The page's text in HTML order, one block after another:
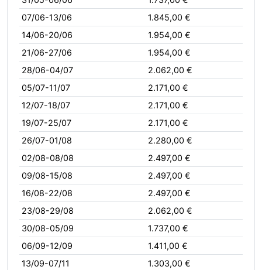
07/06-13/06
1.845,00 €
14/06-20/06
1.954,00 €
21/06-27/06
1.954,00 €
28/06-04/07
2.062,00 €
05/07-11/07
2.171,00 €
12/07-18/07
2.171,00 €
19/07-25/07
2.171,00 €
26/07-01/08
2.280,00 €
02/08-08/08
2.497,00 €
09/08-15/08
2.497,00 €
16/08-22/08
2.497,00 €
23/08-29/08
2.062,00 €
30/08-05/09
1.737,00 €
06/09-12/09
1.411,00 €
13/09-07/11
1.303,00 €